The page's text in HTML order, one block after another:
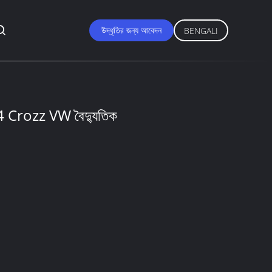
উদ্ধৃতির জন্য আবেদন BENGALI
Crozz VW বৈদ্যুতিক